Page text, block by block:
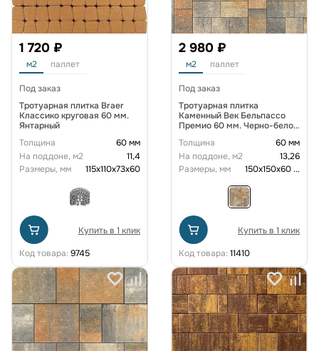
1 720 ₽
м2 паллет
Под заказ
Тротуарная плитка Braer
Классико круговая 60 мм.
Янтарный
Толщина
60 мм
На поддоне, м2
11,4
Размеры, мм
115х110х73х60
Купить в 1 клик
Код товара: 9745
2 980 ₽
м2 паллет
Под заказ
Тротуарная плитка
Каменный Век Бельпассо
Премио 60 мм. Черно-бело-
Толщина
60 мм
На поддоне, м2
13,26
Размеры, мм
150х150х60...
Купить в 1 клик
Код товара: 11410